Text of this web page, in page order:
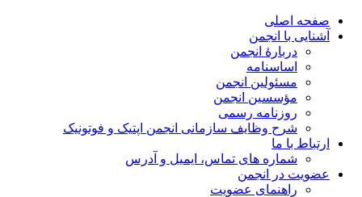
صفحه اصلی
آشنایی با انجمن
دربارۀ انجمن
اساسنامه
مسئولین انجمن
مؤسسین انجمن
روزنامه رسمی
شرح وظایف سازمانی انجمن اپتیک و فوتونیک
ارتباط با ما
شماره های تماس، ایمیل و آدرس
عضویت در انجمن
راهنمای عضویت